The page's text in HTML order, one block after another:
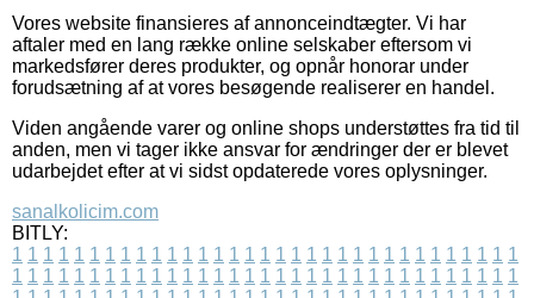
Vores website finansieres af annonceindtægter. Vi har
aftaler med en lang række online selskaber eftersom vi
markedsfører deres produkter, og opnår honorar under
forudsætning af at vores besøgende realiserer en handel.
Viden angående varer og online shops understøttes fra tid til
anden, men vi tager ikke ansvar for ændringer der er blevet
udarbejdet efter at vi sidst opdaterede vores oplysninger.
sanalkolicim.com
BITLY:
1 1 1 1 1 1 1 1 1 1 1 1 1 1 1 1 1 1 1 1 1 1 1 1 1 1 1 1 1 1 1 1 1
1 1 1 1 1 1 1 1 1 1 1 1 1 1 1 1 1 1 1 1 1 1 1 1 1 1 1 1 1 1 1 1 1